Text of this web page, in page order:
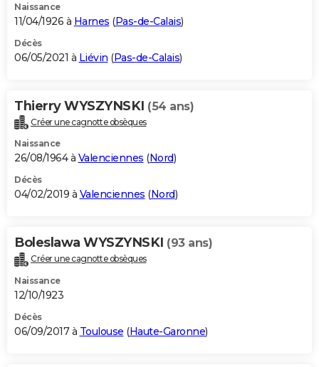
Naissance
11/04/1926 à Harnes (Pas-de-Calais)
Décès
06/05/2021 à Liévin (Pas-de-Calais)
Thierry WYSZYNSKI (54 ans)
Créer une cagnotte obsèques
Naissance
26/08/1964 à Valenciennes (Nord)
Décès
04/02/2019 à Valenciennes (Nord)
Boleslawa WYSZYNSKI (93 ans)
Créer une cagnotte obsèques
Naissance
12/10/1923
Décès
06/09/2017 à Toulouse (Haute-Garonne)